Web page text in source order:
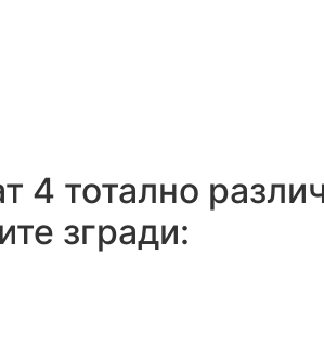
4 тотално
згради: